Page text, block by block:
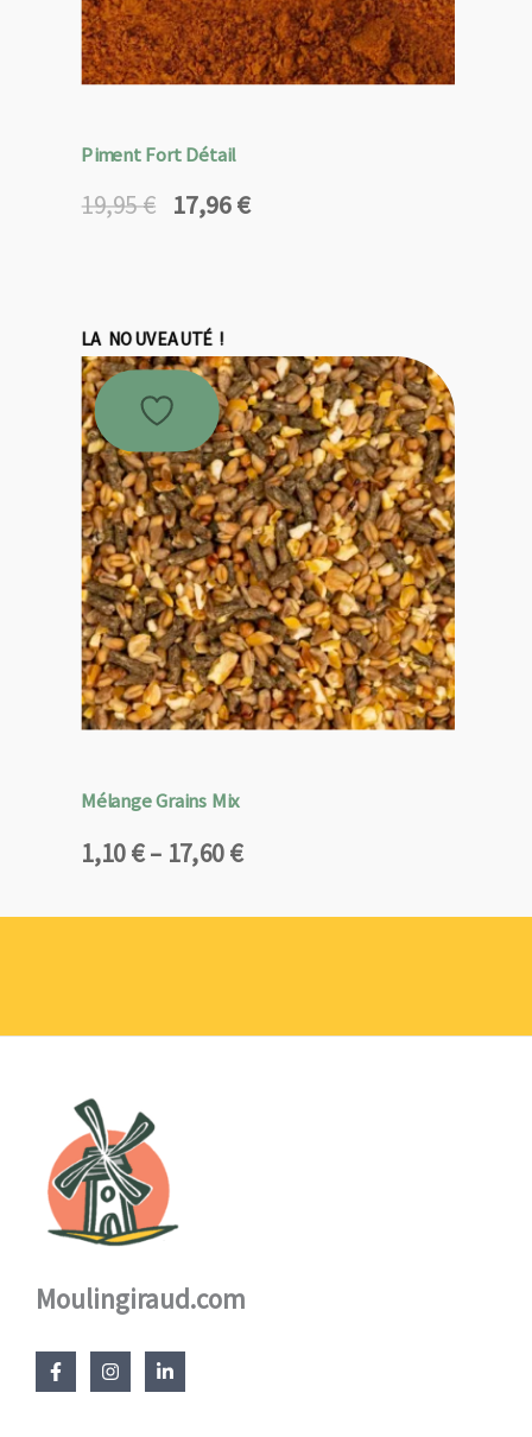
Piment Fort Détail
19,95€
Le
19,95 €.
17,96€
Le
17,96 €.
LA NOUVEAUTÉ !
Mélange Grains Mix
1,10€– 17,60€
Plage
prix :
Moulingiraud.com